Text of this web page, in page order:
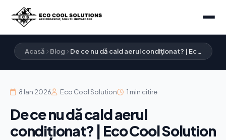
Acasă Blog De ce nu dă cald aerul condiționat? | Ec…
8 Ian 2026 Eco Cool Solution 1 min citire
De ce nu dă cald aerul
condiționat? | Eco Cool Solution